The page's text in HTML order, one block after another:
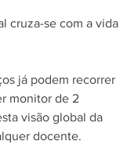
cruza-se com a vida
já podem recorrer
monitor de 2
visão global da
docente.